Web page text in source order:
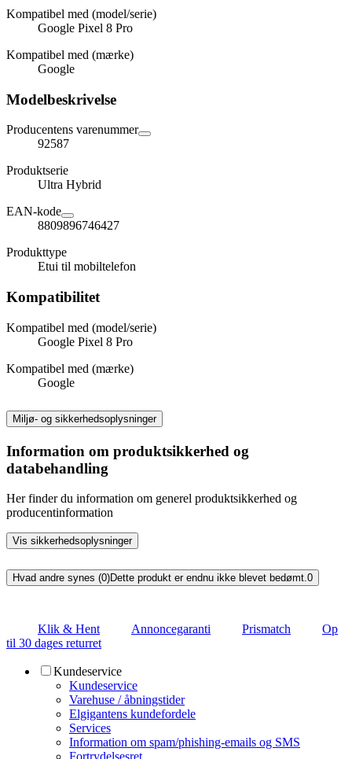
Kompatibel med (model/serie)
Google Pixel 8 Pro
Kompatibel med (mærke)
Google
Modelbeskrivelse
Producentens varenummer
92587
Produktserie
Ultra Hybrid
EAN-kode
8809896746427
Produkttype
Etui til mobiltelefon
Kompatibilitet
Kompatibel med (model/serie)
Google Pixel 8 Pro
Kompatibel med (mærke)
Google
Miljø- og sikkerhedsoplysninger
Information om produktsikkerhed og
databehandling
Her finder du information om generel produktsikkerhed og
producentinformation
Vis sikkerhedsoplysninger
Hvad andre synes (0)Dette produkt er endnu ikke blevet bedømt.0
Klik & Hent Annoncegaranti Prismatch
Op
til 30 dages returret
Kundeservice
Kundeservice
Varehuse / åbningstider
Elgigantens kundefordele
Services
Information om spam/phishing-emails og SMS
Fortrydelsesret